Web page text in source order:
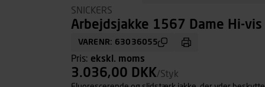
SNICKERS
Arbejdsjakke 1567 Dame Hi-
VARENR: 63036055
Pris: ekskl. moms
3.036,00 DKK/Styk